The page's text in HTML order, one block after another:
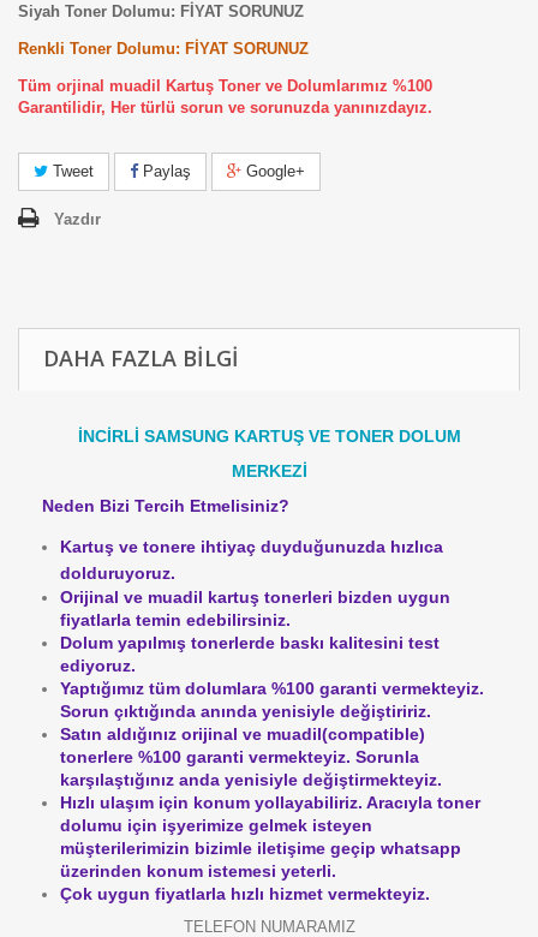
Siyah Toner Dolumu: FİYAT SORUNUZ
Renkli Toner Dolumu: FİYAT SORUNUZ
Tüm orjinal muadil Kartuş Toner ve Dolumlarımız %100
Garantilidir, Her türlü sorun ve sorunuzda yanınızdayız.
Tweet Paylaş Google+
Yazdır
DAHA FAZLA BILGI
İNCİRLİ SAMSUNG KARTUŞ VE TONER DOLUM
MERKEZİ
Neden Bizi Tercih Etmelisiniz?
Kartuş ve tonere ihtiyaç duyduğunuzda hızlıca
dolduruyoruz.
Orijinal ve muadil kartuş tonerleri bizden uygun
fiyatlarla temin edebilirsiniz.
Dolum yapılmış tonerlerde baskı kalitesini test
ediyoruz.
Yaptığımız tüm dolumlara %100 garanti vermekteyiz.
Sorun çıktığında anında yenisiyle değiştiririz.
Satın aldığınız orijinal ve muadil(compatible)
tonerlere %100 garanti vermekteyiz. Sorunla
karşılaştığınız anda yenisiyle değiştirmekteyiz.
Hızlı ulaşım için konum yollayabiliriz. Aracıyla toner
dolumu için işyerimize gelmek isteyen
müşterilerimizin bizimle iletişime geçip whatsapp
üzerinden konum istemesi yeterli.
Çok uygun fiyatlarla hızlı hizmet vermekteyiz.
TELEFON NUMARAMIZ